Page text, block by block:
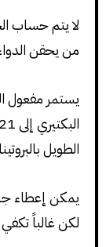
لا يتم حساب
من يحقن
يستمر مفعول
الطويل
لكن غالباً